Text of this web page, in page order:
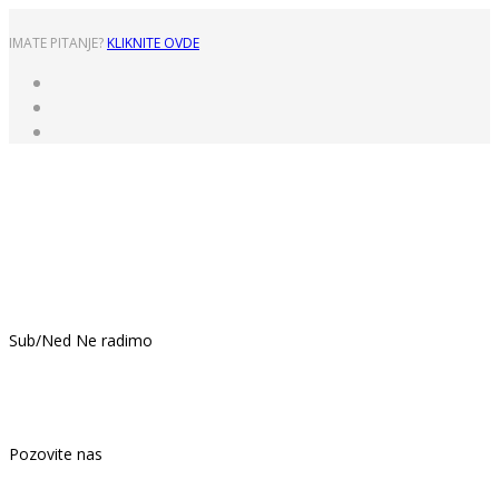
IMATE PITANJE? KLIKNITE OVDE
Sub/Ned Ne radimo
Pozovite nas